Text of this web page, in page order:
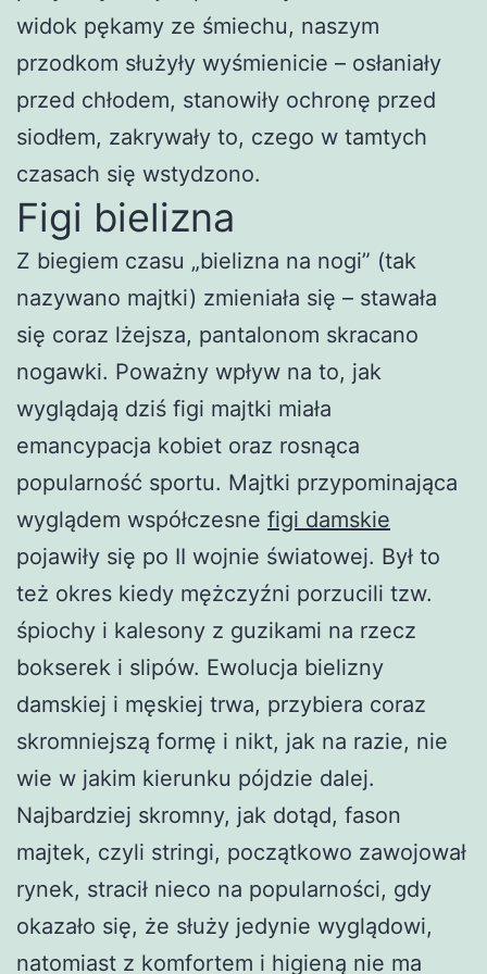
widok pękamy ze śmiechu, naszym
przodkom służyły wyśmienicie – osłaniały
przed chłodem, stanowiły ochronę przed
siodłem, zakrywały to, czego w tamtych
czasach się wstydzono.
Figi bielizna
Z biegiem czasu „bielizna na nogi” (tak
nazywano majtki) zmieniała się – stawała
się coraz lżejsza, pantalonom skracano
nogawki. Poważny wpływ na to, jak
wyglądają dziś figi majtki miała
emancypacja kobiet oraz rosnąca
popularność sportu. Majtki przypominająca
wyglądem współczesne figi damskie
pojawiły się po II wojnie światowej. Był to
też okres kiedy mężczyźni porzucili tzw.
śpiochy i kalesony z guzikami na rzecz
bokserek i slipów. Ewolucja bielizny
damskiej i męskiej trwa, przybiera coraz
skromniejszą formę i nikt, jak na razie, nie
wie w jakim kierunku pójdzie dalej.
Najbardziej skromny, jak dotąd, fason
majtek, czyli stringi, początkowo zawojował
rynek, stracił nieco na popularności, gdy
okazało się, że służy jedynie wyglądowi,
natomiast z komfortem i higieną nie ma